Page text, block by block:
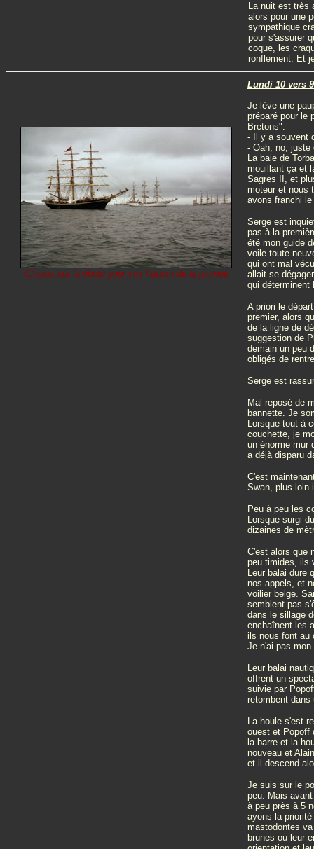
La nuit est très
alors pour une
sympathique
pour s'assurer
coque, les
ronflement. Et
Cliquez sur la photo pour voir l'album de la journée
Lundi 10 vers
Je lève une
préparé pour le
Bretons":
- Il y a souvent
- Oah, no, juste
La baie de
mouillant ça et
Sagres II, et
moteur et nous
avons franchi le
Serge est
pas à la
été mon guide
voile toute
qui ont mal
allait se
qui déterminent
A priori le
premier, alors
de la ligne de
suggestion de
demain un peu
obligés de
Serge est
Mal reposé de
bannette. Je
Lorsque tout à
couchette, je
un énorme mur
a déjà disparu
C'est
Swan, plus loin
Peu à peu les
Lorsque surgi
dizaines de
C'est alors que
peu timides, ils
Leur balai dure
nos appels, et
voilier belge.
semblent pas
dans le sillage
enchaînent les
ils nous font au
Je n'ai pas mon
Leur balai
offrent un
suivie par
retombent dans
La houle s'est
ouest et Popoff
la barre et la
nouveau et
et il descend
Je suis sur le
peu. Mais
à peu près à 5
ayons la
mastodontes
brunes ou leur